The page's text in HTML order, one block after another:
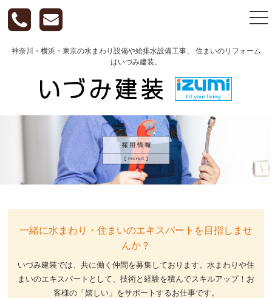
神奈川・横浜・東京の水まわり設備や給排水設備工事、 住まいのリフォーム
はいづみ建装。
一緒に水まわり・住まいのエキスパートを目指しませ
んか？
いづみ建装では、共に働く仲間を募集しております。 水まわりや住
まいのエキスパートとして、技術と経験を積んでスキルアップ！ お
客様の「嬉しい」をサポートするお仕事です。